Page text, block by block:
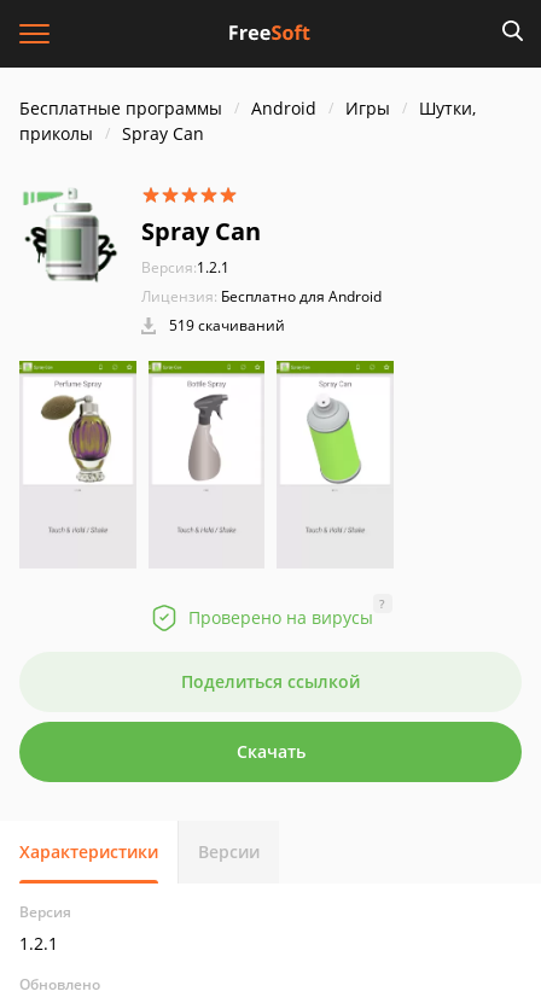
Бесплатные программы Android Игры
Шутки,
приколы
Spray Can
Spray Can
Версия:1.2.1
Лицензия: Бесплатно для Android
519 скачиваний
Проверено на вирусы
?
Поделиться ссылкой
Скачать
Характеристики Версии
Версия
1.2.1
Обновлено